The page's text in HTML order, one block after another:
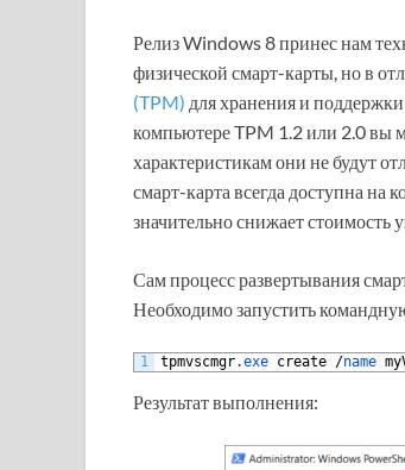
Релиз Windows 8 принес нам
физической смарт-карты, но в
(TPM) для хранения и
компьютере TPM 1.2 или 2.0 вы
характеристикам они не будут
смарт-карта всегда доступна на
значительно снижает стоимость
Сам процесс развертывания
Необходимо запустить
1 tpmvscmgr.exe create /name
Результат выполнения: